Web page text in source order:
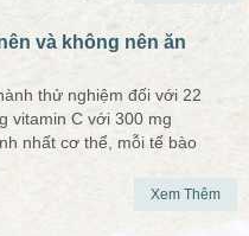
và không nên ăn
thử nghiệm đối với 22
vitamin C với 300 mg
nhất cơ thể, mỗi tế bào
Xem Thêm